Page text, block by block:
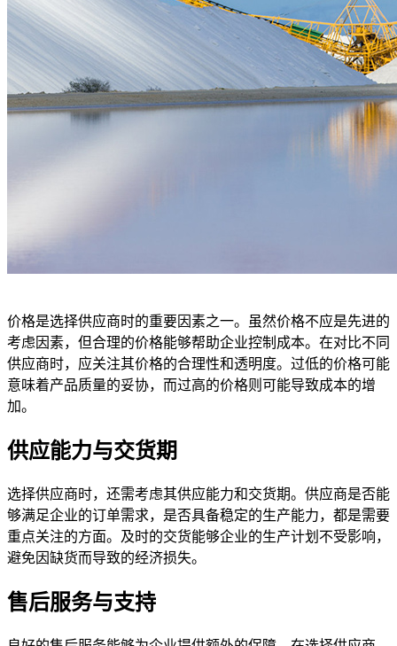
价格是选择供应商时的重要因素之一。虽然价格不应是先进的
考虑因素，但合理的价格能够帮助企业控制成本。在对比不同
供应商时，应关注其价格的合理性和透明度。过低的价格可能
意味着产品质量的妥协，而过高的价格则可能导致成本的增
加。
供应能力与交货期
选择供应商时，还需考虑其供应能力和交货期。供应商是否能
够满足企业的订单需求，是否具备稳定的生产能力，都是需要
重点关注的方面。及时的交货能够企业的生产计划不受影响，
避免因缺货而导致的经济损失。
售后服务与支持